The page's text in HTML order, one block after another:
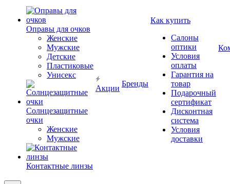
Оправы для очков
Женские
Мужские
Детские
Пластиковые
Унисекс
Солнцезащитные
очки
Женские
Мужские
Контактные линзы
Акции
Бренды
Как купить
Салоны
оптики
Условия
оплаты
Гарантия на
товар
Подарочный
сертификат
Дисконтная
система
Условия
доставки